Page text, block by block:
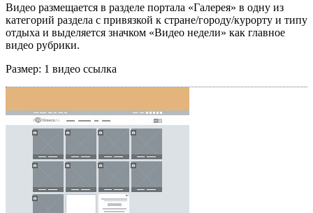
Видео размещается в разделе портала «Галерея» в одну из
категорий раздела с привязкой к стране/городу/курорту и типу
отдыха и выделяется значком «Видео недели» как главное
видео рубрики.
Размер: 1 видео ссылка